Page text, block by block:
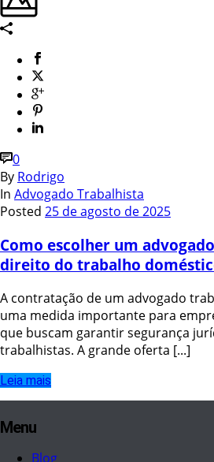
0
By Rodrigo
In Advogado Trabalhista
Posted 25 de agosto de 2025
Como escolher um
direito do trabalho
A contratação de um advogado
uma medida importante para
que buscam garantir segurança
trabalhistas. A grande oferta [...]
Leia mais
Menu
Blog